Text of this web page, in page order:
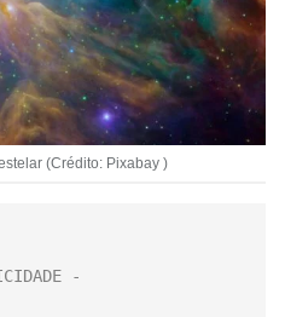
(Crédito: Pixabay )